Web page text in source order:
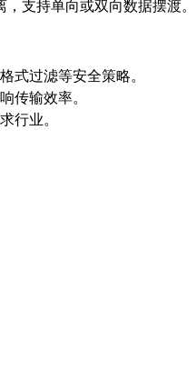
支持单向或双向数据摆渡。
式过滤等安全策略。
传输效率。
行业。